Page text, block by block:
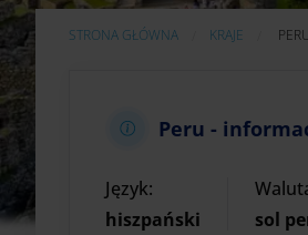
STRONA GŁÓWNA KRAJE
Peru -
Język:
hiszpański
sol